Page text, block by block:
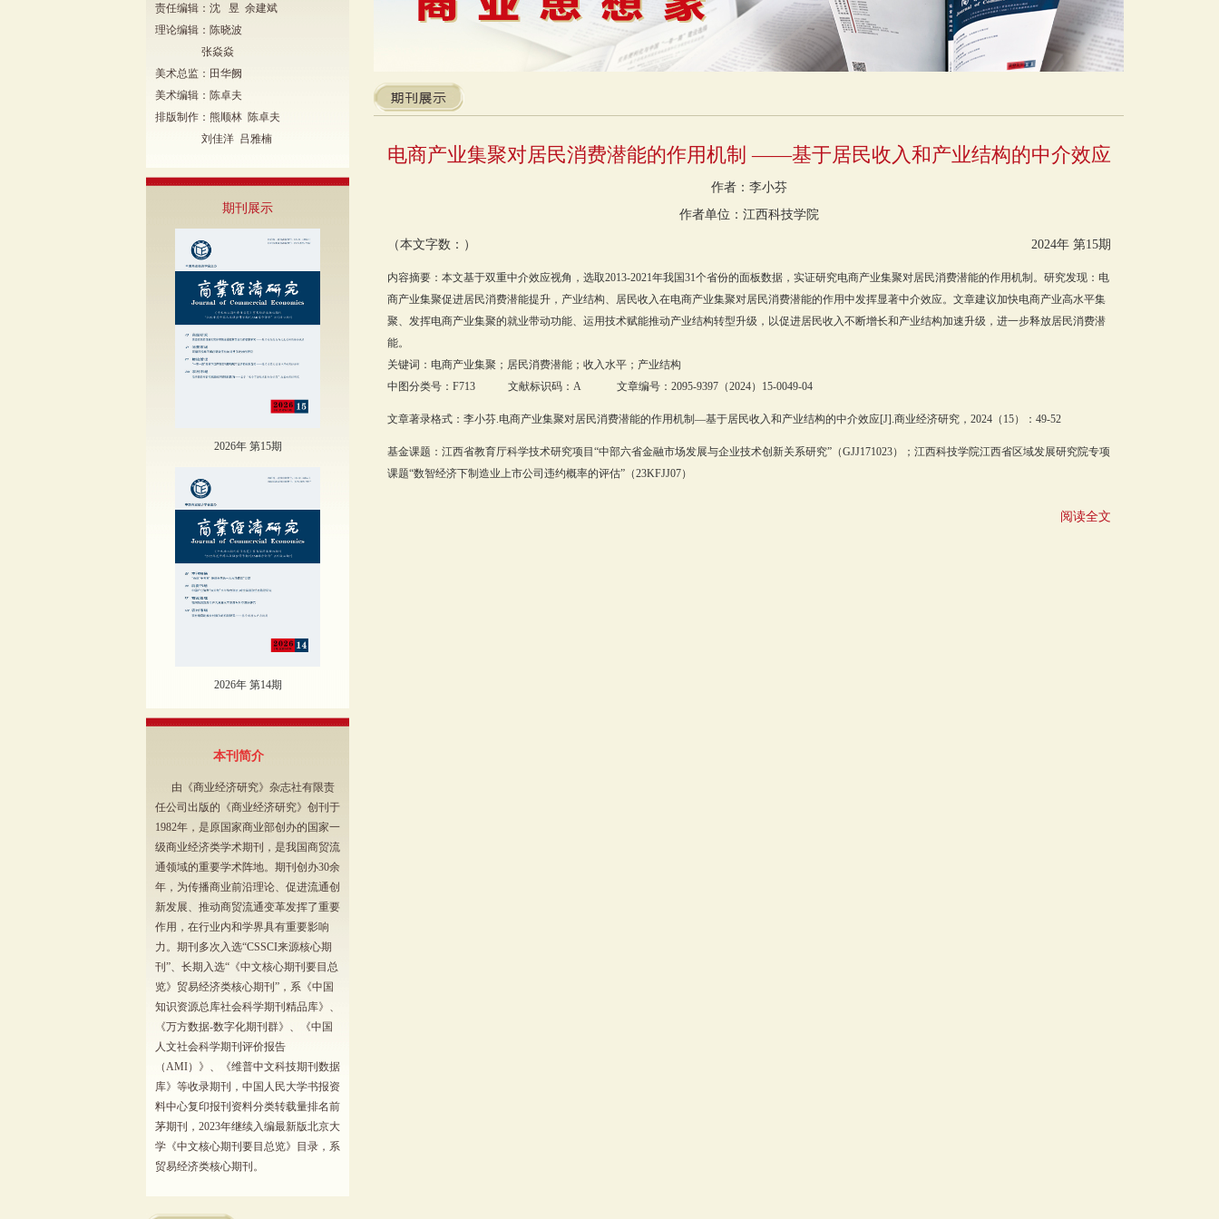
责任编辑：沈 昱 余建斌
理论编辑：陈晓波
张焱焱
美术总监：田华阙
美术编辑：陈卓夫
排版制作：熊顺林 陈卓夫
刘佳洋 吕雅楠
期刊展示
2026年 第15期
2026年 第14期
本刊简介
由《商业经济研究》杂志社有限责
任公司出版的《商业经济研究》创刊于
1982年，是原国家商业部创办的国家一
级商业经济类学术期刊，是我国商贸流
通领域的重要学术阵地。期刊创办30余
年，为传播商业前沿理论、促进流通创
新发展、推动商贸流通变革发挥了重要
作用，在行业内和学界具有重要影响
力。期刊多次入选“CSSCI来源核心期
刊”、长期入选“《中文核心期刊要目总
览》贸易经济类核心期刊”，系《中国
知识资源总库社会科学期刊精品库》、
《万方数据-数字化期刊群》、《中国
人文社会科学期刊评价报告
（AMI）》、《维普中文科技期刊数据
库》等收录期刊，中国人民大学书报资
料中心复印报刊资料分类转载量排名前
茅期刊，2023年继续入编最新版北京大
学《中文核心期刊要目总览》目录，系
贸易经济类核心期刊。
电商产业集聚对居民消费潜能的作用机制 ——基于居民收入和产业结构的中介效应
作者：李小芬
作者单位：江西科技学院
（本文字数：） 2024年 第15期
内容摘要：本文基于双重中介效应视角，选取2013-2021年我国31个省份的面板数据，实证研究电商产业集聚对居民消费潜能的作用机制。研究发现：电
商产业集聚促进居民消费潜能提升，产业结构、居民收入在电商产业集聚对居民消费潜能的作用中发挥显著中介效应。文章建议加快电商产业高水平集
聚、发挥电商产业集聚的就业带动功能、运用技术赋能推动产业结构转型升级，以促进居民收入不断增长和产业结构加速升级，进一步释放居民消费潜
能。
关键词：电商产业集聚；居民消费潜能；收入水平；产业结构
中图分类号：F713 文献标识码：A 文章编号：2095-9397（2024）15-0049-04
文章著录格式：李小芬.电商产业集聚对居民消费潜能的作用机制—基于居民收入和产业结构的中介效应[J].商业经济研究，2024（15）：49-52
基金课题：江西省教育厅科学技术研究项目“中部六省金融市场发展与企业技术创新关系研究”（GJJ171023）；江西科技学院江西省区域发展研究院专项
课题“数智经济下制造业上市公司违约概率的评估”（23KFJJ07）
阅读全文